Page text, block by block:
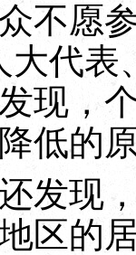
不愿
大代
现，
低的
现，
区的